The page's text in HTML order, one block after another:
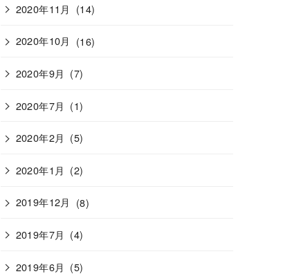
2020年11月 (14)
2020年10月 (16)
2020年9月 (7)
2020年7月 (1)
2020年2月 (5)
2020年1月 (2)
2019年12月 (8)
2019年7月 (4)
2019年6月 (5)